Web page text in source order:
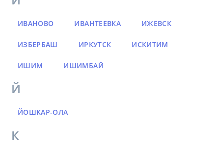
ИВАНОВО ИВАНТЕЕВКА ИЖЕВСК
ИЗБЕРБАШ ИРКУТСК ИСКИТИМ
ИШИМ ИШИМБАЙ
Й
ЙОШКАР-ОЛА
К